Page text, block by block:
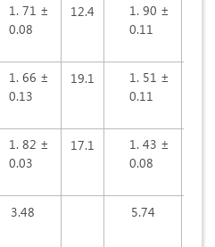
71 ±
0.08
12.4
90 ±
0.11
66 ±
0.13
19.1
51 ±
0.11
82 ±
0.03
17.1
43 ±
0.08
3.48 5.74